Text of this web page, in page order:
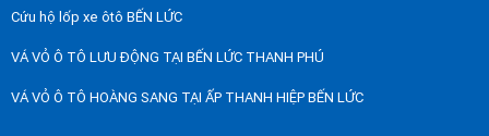
Cứu hộ lốp xe ôtô BẾN LỨC
VÁ VỎ Ô TÔ LƯU ĐỘNG TẠI BẾN LỨC THANH PHÚ
VÁ VỎ Ô TÔ HOÀNG SANG TẠI ẤP THANH HIỆP BẾN LỨC